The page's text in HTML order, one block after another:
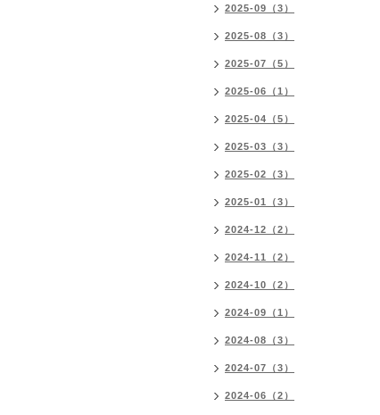
2025-09（3）
2025-08（3）
2025-07（5）
2025-06（1）
2025-04（5）
2025-03（3）
2025-02（3）
2025-01（3）
2024-12（2）
2024-11（2）
2024-10（2）
2024-09（1）
2024-08（3）
2024-07（3）
2024-06（2）